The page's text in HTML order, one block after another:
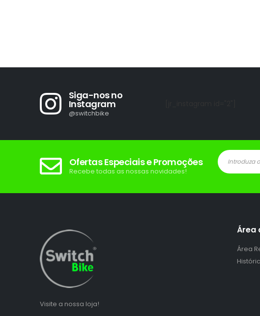
Siga-nos no
Instagram
@switchbike
Ofertas Especiais e Promoções
Recebe todas as nossas novidades!
Visite a nossa loja!
Área
Área